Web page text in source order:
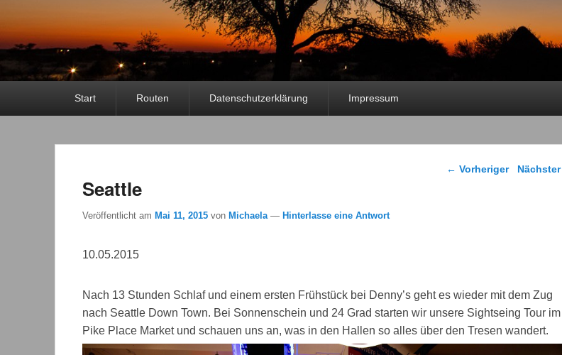
Start Routen Datenschutzerklärung Impressum
Beitragsnavigation
← Vorheriger Nächster
Seattle
Veröffentlicht am Mai 11, 2015 von Michaela — Hinterlasse eine Antwort
10.05.2015
Nach 13 Stunden Schlaf und einem ersten Frühstück bei Denny’s geht es wieder mit dem Zug
nach Seattle Down Town. Bei Sonnenschein und 24 Grad starten wir unsere Sightseing Tour im
Pike Place Market und schauen uns an, was in den Hallen so alles über den Tresen wandert.